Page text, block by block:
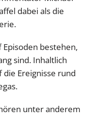
dabei als die
bestehen,
sind. Inhaltlich
Ereignisse rund
unter anderem